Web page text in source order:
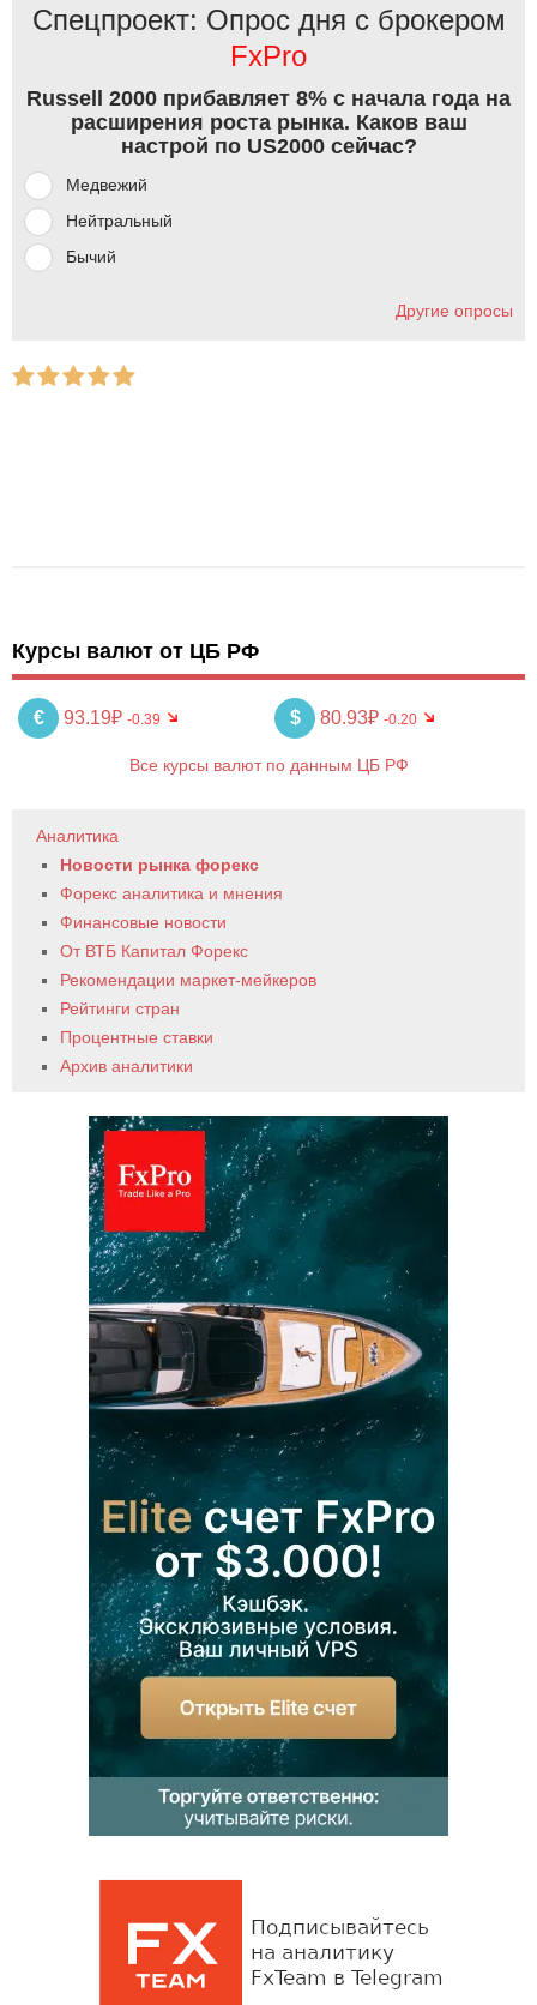
Спецпроект: Опрос дня с брокером
FxPro
Russell 2000 прибавляет 8% с начала года на
расширения роста рынка. Каков ваш
настрой по US2000 сейчас?
Медвежий
Нейтральный
Бычий
Другие опросы
Курсы валют от ЦБ РФ
€ 93.19₽ -0.39 $ 80.93₽ -0.20
Все курсы валют по данным ЦБ РФ
Аналитика
Новости рынка форекс
Форекс аналитика и мнения
Финансовые новости
От ВТБ Капитал Форекс
Рекомендации маркет-мейкеров
Рейтинги стран
Процентные ставки
Архив аналитики